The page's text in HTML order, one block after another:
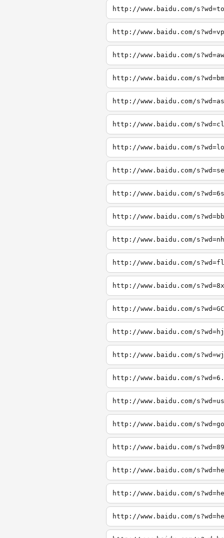
http://www.baidu.com/
http://www.baidu.com/
http://www.baidu.com/
http://www.baidu.com/
http://www.baidu.com/
http://www.baidu.com/
http://www.baidu.com/
http://www.baidu.com/
http://www.baidu.com/
http://www.baidu.com/
http://www.baidu.com/
http://www.baidu.com/
http://www.baidu.com/
http://www.baidu.com/
http://www.baidu.com/
http://www.baidu.com/
http://www.baidu.com/
http://www.baidu.com/
http://www.baidu.com/
http://www.baidu.com/
http://www.baidu.com/
http://www.baidu.com/
http://www.baidu.com/